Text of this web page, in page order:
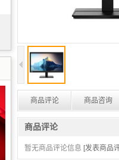
商品评论 商品咨询
商品评论
暂无商品评论信息 [发表商品